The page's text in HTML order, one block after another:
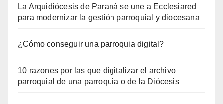
La Arquidiócesis de Paraná se une a Ecclesiared
para modernizar la gestión parroquial y diocesana
¿Cómo conseguir una parroquia digital?
10 razones por las que digitalizar el archivo
parroquial de una parroquia o de la Diócesis